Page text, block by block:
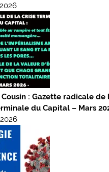
Cousin : Gazette radicale de
du Capital – Mars